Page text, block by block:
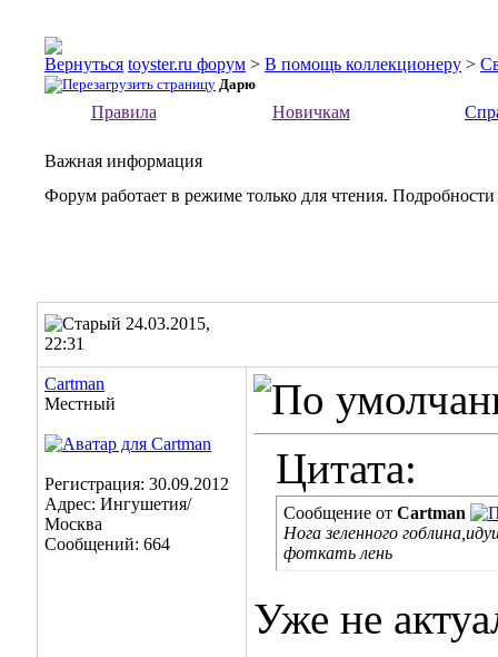
toyster.ru форум > В помощь коллекционеру >
Дарю
Правила Новичкам
Важная информация
Форум работает в режиме только для чтения.
24.03.2015,
22:31
Cartman
Местный
Регистрация: 30.09.2012
Адрес: Ингушетия/
Москва
Сообщений: 664
Цитата:
Сообщение от Cartman
Нога зеленного
фоткать лень
Уже не